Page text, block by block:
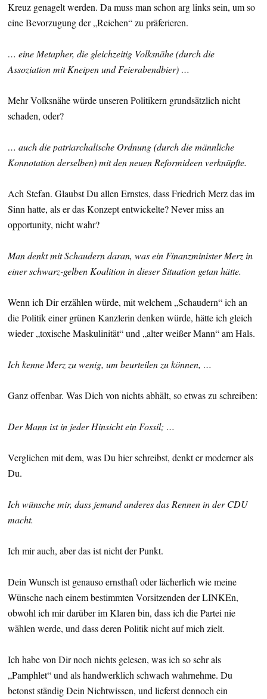
Kreuz genagelt werden. Da muss man schon arg links sein, um so
eine Bevorzugung der „Reichen“ zu präferieren.
… eine Metapher, die gleichzeitig Volksnähe (durch die
Assoziation mit Kneipen und Feierabendbier) …
Mehr Volksnähe würde unseren Politikern grundsätzlich nicht
schaden, oder?
… auch die patriarchalische Ordnung (durch die männliche
Konnotation derselben) mit den neuen Reformideen verknüpfte.
Ach Stefan. Glaubst Du allen Ernstes, dass Friedrich Merz das im
Sinn hatte, als er das Konzept entwickelte? Never miss an
opportunity, nicht wahr?
Man denkt mit Schaudern daran, was ein Finanzminister Merz in
einer schwarz-gelben Koalition in dieser Situation getan hätte.
Wenn ich Dir erzählen würde, mit welchem „Schaudern“ ich an
die Politik einer grünen Kanzlerin denken würde, hätte ich gleich
wieder „toxische Maskulinität“ und „alter weißer Mann“ am Hals.
Ich kenne Merz zu wenig, um beurteilen zu können, …
Ganz offenbar. Was Dich von nichts abhält, so etwas zu schreiben:
Der Mann ist in jeder Hinsicht ein Fossil; …
Verglichen mit dem, was Du hier schreibst, denkt er moderner als
Du.
Ich wünsche mir, dass jemand anderes das Rennen in der CDU
macht.
Ich mir auch, aber das ist nicht der Punkt.
Dein Wunsch ist genauso ernsthaft oder lächerlich wie meine
Wünsche nach einem bestimmten Vorsitzenden der LINKEn,
obwohl ich mir darüber im Klaren bin, dass ich die Partei nie
wählen werde, und dass deren Politik nicht auf mich zielt.
Ich habe von Dir noch nichts gelesen, was ich so sehr als
„Pamphlet“ und als handwerklich schwach wahrnehme. Du
betonst ständig Dein Nichtwissen, und lieferst dennoch ein